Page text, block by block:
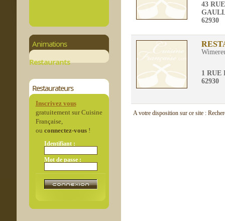
Animations
Restaurants
Restaurateurs
Inscrivez vous
gratuitement sur Cuisine
Française,
ou connectez-vous!
Identifiant :
Mot de passe :
43
62930
1 RUE
62930
A votre disposition sur ce site :